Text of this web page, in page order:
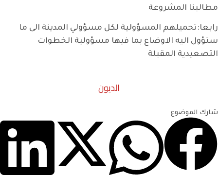
المسؤولية لكل مسؤولي المدينة الى ما
الاوضاع بما فيها مسؤولية الخطوات
المقبلة